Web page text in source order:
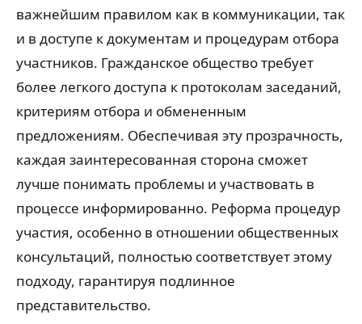
важнейшим правилом как в коммуникации, так
и в доступе к документам и процедурам отбора
участников. Гражданское общество требует
более легкого доступа к протоколам заседаний,
критериям отбора и обмененным
предложениям. Обеспечивая эту прозрачность,
каждая заинтересованная сторона сможет
лучше понимать проблемы и участвовать в
процессе информированно. Реформа процедур
участия, особенно в отношении общественных
консультаций, полностью соответствует этому
подходу, гарантируя подлинное
представительство.